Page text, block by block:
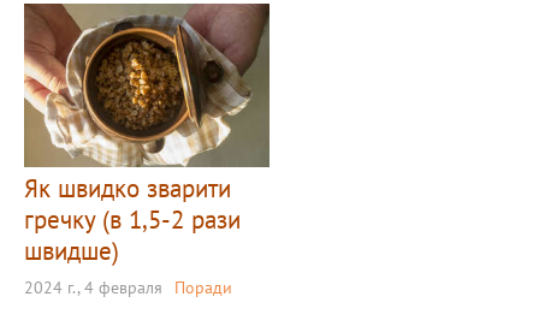
Як швидко зварити
гречку (в 1,5-2 рази
швидше)
2024 г., 4 февраля Поради